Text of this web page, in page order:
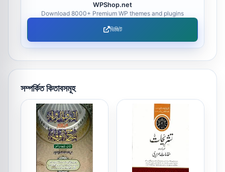
WPShop.net
Download 8000+ Premium WP themes and plugins
ভিজিট
সম্পর্কিত কিতাবসমূহ